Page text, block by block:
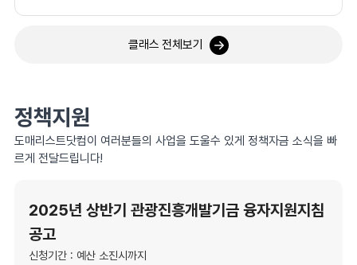
클래스 전체보기
정책지원
도매리스트닷컴이 여러분들의 사업을 도울수 있게 정책자금 소식을 빠
르게 전달드립니다!
2025년 상반기 관광진흥개발기금 융자지원지침
공고
신청기간 : 예산 소진시까지